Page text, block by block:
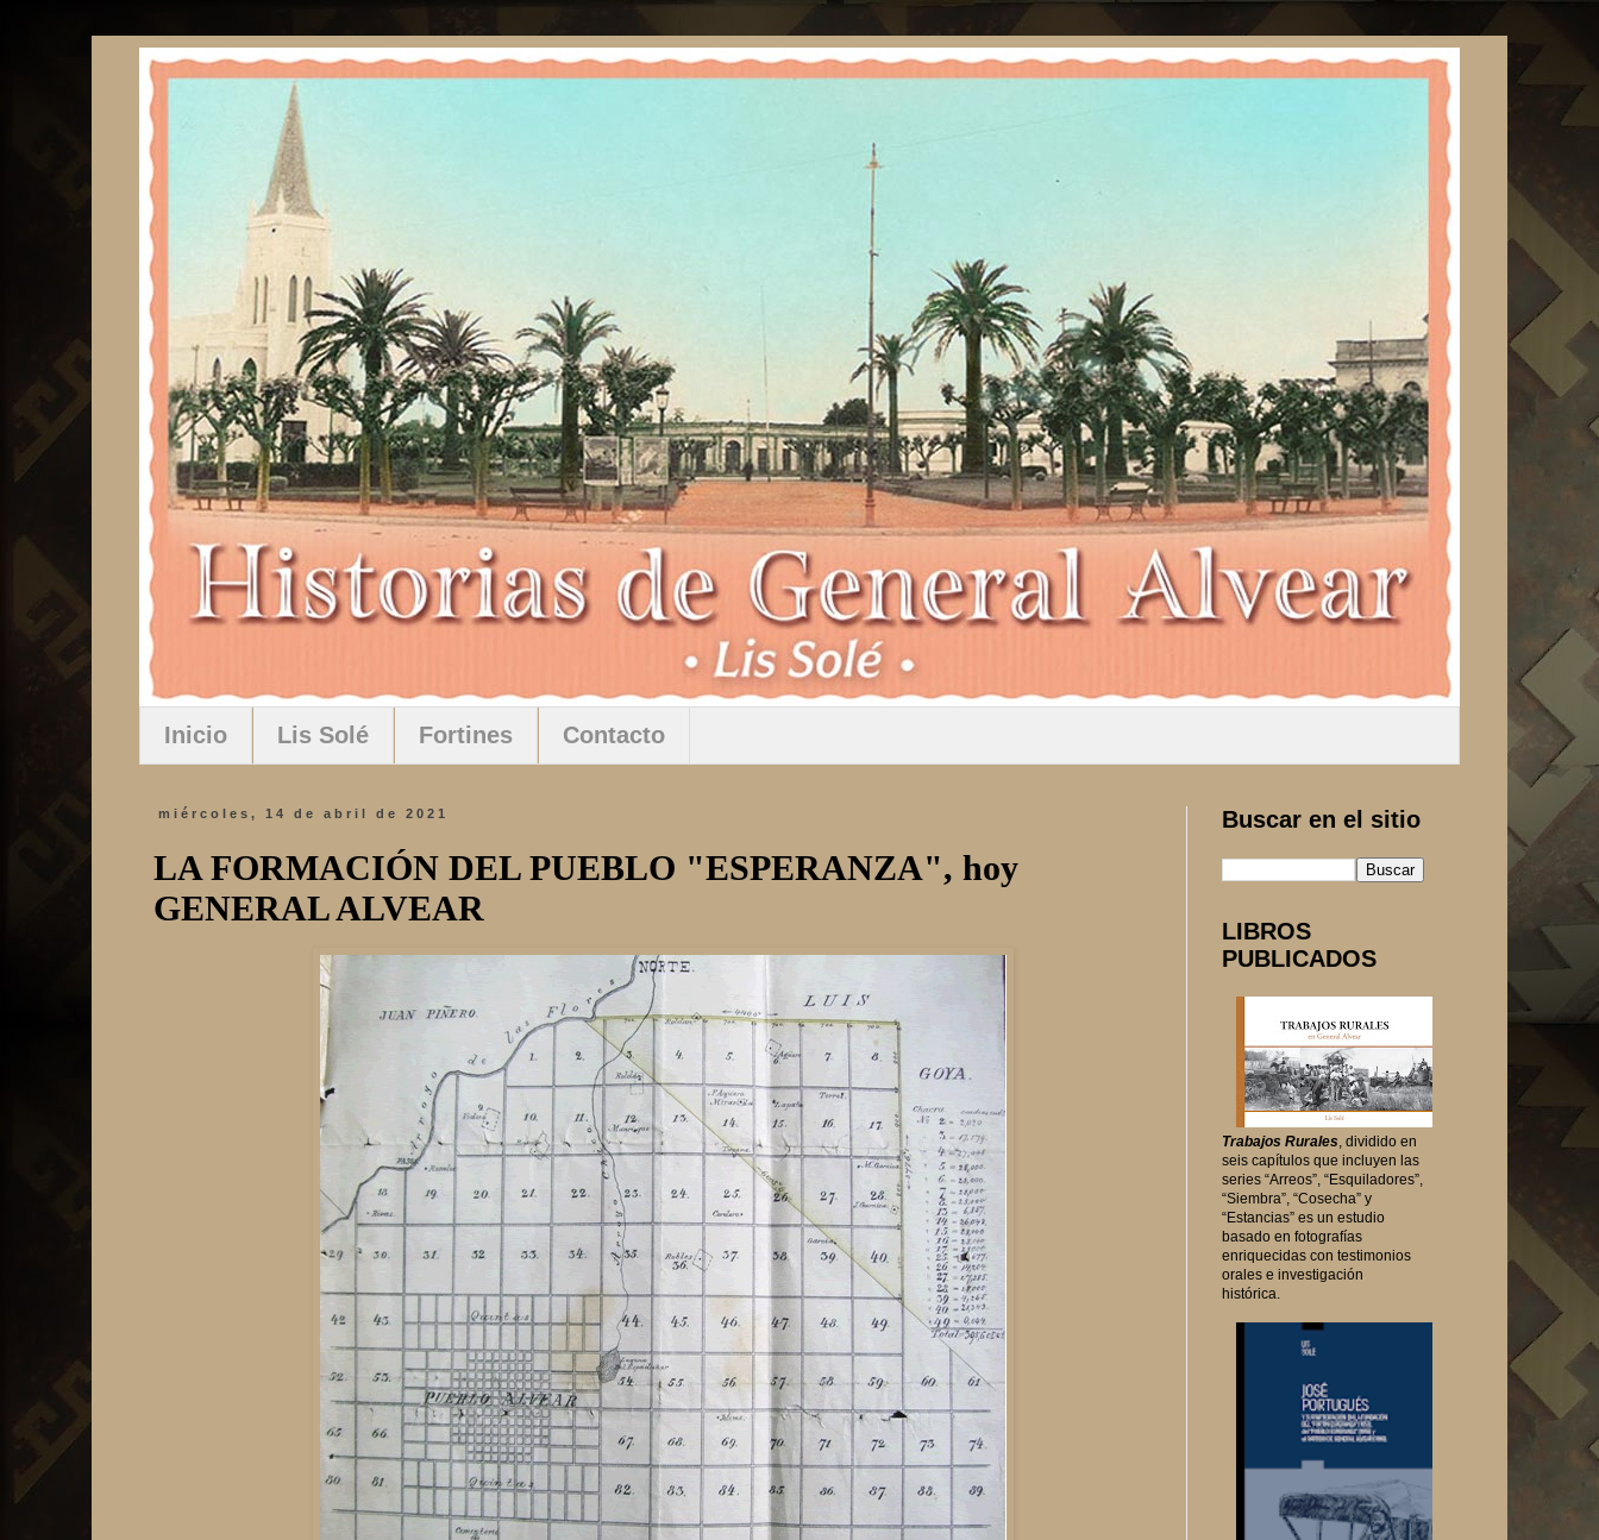
Inicio Lis Solé Fortines Contacto
miércoles, 14 de abril de 2021
LA FORMACIÓN DEL PUEBLO "ESPERANZA", hoy
GENERAL ALVEAR
Buscar en el sitio
LIBROS
PUBLICADOS
Trabajos Rurales, dividido en
seis capítulos que incluyen las
series “Arreos”, “Esquiladores”,
“Siembra”, “Cosecha” y
“Estancias” es un estudio
basado en fotografías
enriquecidas con testimonios
orales e investigación
histórica.